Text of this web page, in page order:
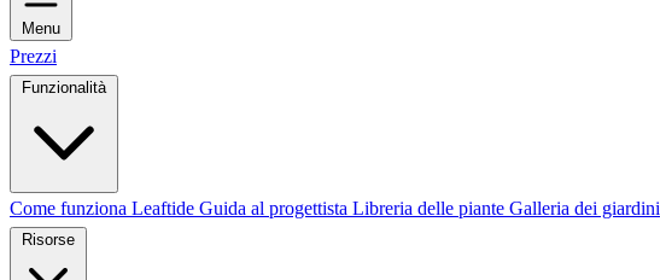
Menu
Prezzi
Funzionalità
Come funziona Leaftide Guida al progettista Libreria delle piante Galleria dei giardini
Risorse